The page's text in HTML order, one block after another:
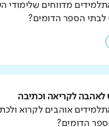
מדווחים שלימודי
לבתי הספר הדומים?
לקריאה וכתיבה
אוהבים לקרוא
הדומים?